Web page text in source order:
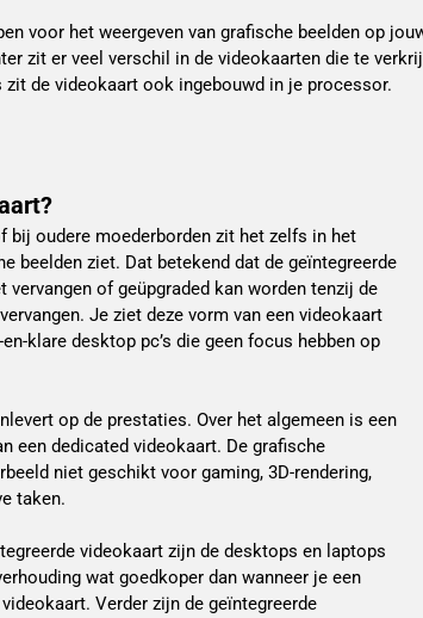
voor het weergeven van grafische beelden op
zit er veel verschil in de videokaarten die te
de videokaart ook ingebouwd in je processor.
bij oudere moederborden zit het zelfs in het
beelden ziet. Dat betekend dat de geïntegreerde
of geüpgraded kan worden tenzij de
Je ziet deze vorm van een videokaart
klare desktop pc’s die geen focus hebben op
op de prestaties. Over het algemeen is een
een dedicated videokaart. De grafische
niet geschikt voor gaming, 3D-rendering,
taken.
videokaart zijn de desktops en laptops
wat goedkoper dan wanneer je een
Verder zijn de geïntegreerde